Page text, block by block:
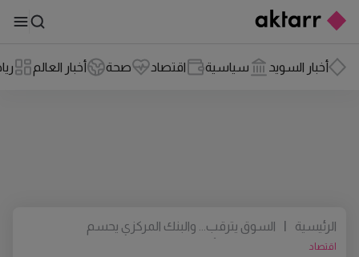
أخبار السويد سياسية اقتصاد صحة أخبار العالم
اقتصاد
الرئيسية
السوق يترقب... والبنك المركزي يحسم